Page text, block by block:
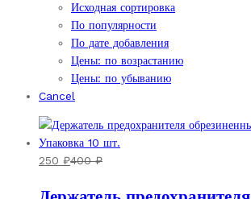
Исходная сортировка
По популярности
По дате добавления
Цены: по возрастанию
Цены: по убыванию
Cancel
250 ₽400₽